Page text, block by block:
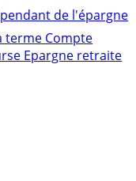
de l'épargne
terme Compte
Epargne retraite